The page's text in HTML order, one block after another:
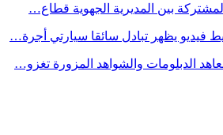
بين المديرية الجهوية قطاع…
يظهر تبادل سائقا سيارتي أجرة…
الدبلومات والشواهد المزورة تغزو…